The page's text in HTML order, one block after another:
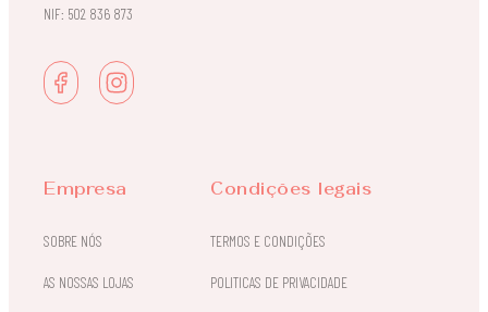
NIF: 502 836 873
Empresa
SOBRE NÓS
AS NOSSAS LOJAS
Condições legais
TERMOS E CONDIÇÕES
POLITICAS DE PRIVACIDADE